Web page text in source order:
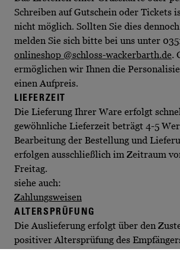
Schreiben auf Gutschein oder Tickets
nicht möglich. Sollten Sie dies
melden Sie sich bitte bei uns unter
onlineshop @schloss-wackerbarth.de.
ermöglichen wir Ihnen die
einen Aufpreis.
LIEFERZEIT
Die Lieferung Ihrer Ware erfolgt
gewöhnliche Lieferzeit beträgt 4-5
Bearbeitung der Bestellung und
erfolgen ausschließlich im Zeitraum
Freitag.
siehe auch:
Zahlungsweisen
ALTERSPRÜFUNG
Die Auslieferung erfolgt über den
positiver Altersprüfung des